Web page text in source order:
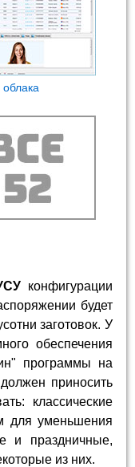
конфигурации
будет
заготовок. У
обеспечения
программы на
приносить
классические
для уменьшения
и праздничные,
из них.